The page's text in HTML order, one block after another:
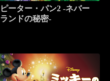
ピーター・パン2 -ネバー
ランドの秘密-